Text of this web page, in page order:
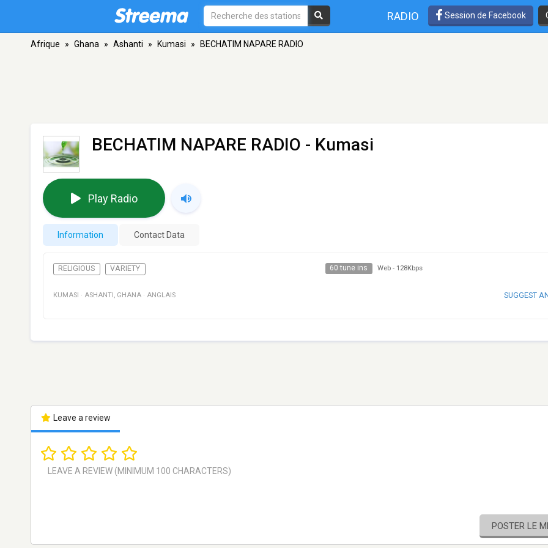
RADIO Session de Facebook
Afrique » Ghana » Ashanti » Kumasi » BECHATIM NAPARE RADIO
BECHATIM NAPARE RADIO - Kumasi
Play Radio
Information Contact Data
RELIGIOUS VARIETY 60 tune ins Web - 128Kbps
KUMASI · ASHANTI , GHANA · ANGLAIS SUGGEST
Leave a review
POSTER LE